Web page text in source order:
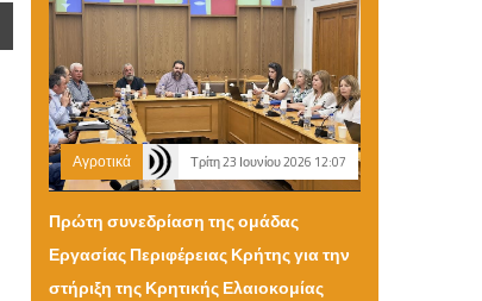
Αγροτικά Τρίτη 23 Ιουνίου 2026 12:07
Πρώτη συνεδρίαση της ομάδας
Εργασίας Περιφέρειας Κρήτης για την
στήριξη της Κρητικής Ελαιοκομίας